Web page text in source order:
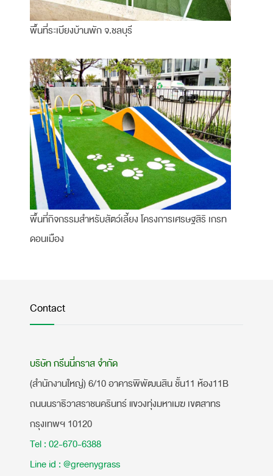
พื้นที่ระเบียงบ้านพัก จ.ชลบุรี
พื้นที่กิจกรรมสำหรับสัตว์เลี้ยง โครงการเศรษฐสิริ เกรท
ดอนเมือง
Contact
บริษัท กรีนนี่กราส จำกัด
(สำนักงานใหญ่) 6/10 อาคารพิพัฒนสิน ชั้น11 ห้อง11B
ถนนนราธิวาสราชนครินทร์ แขวงทุ่งมหาเมฆ เขตสาทร
กรุงเทพฯ 10120
Tel : 02-670-6388
Line id : @greenygrass